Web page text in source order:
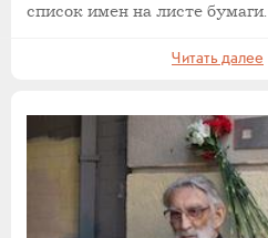
список имен на листе бумаги.
Читать далее